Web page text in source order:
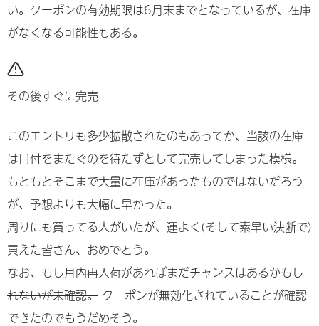
い。クーポンの有効期限は6月末までとなっているが、在庫
がなくなる可能性もある。
その後すぐに完売
このエントリも多少拡散されたのもあってか、当該の在庫
は日付をまたぐのを待たずとして完売してしまった模様。
もともとそこまで大量に在庫があったものではないだろう
が、予想よりも大幅に早かった。
周りにも買ってる人がいたが、運よく(そして素早い決断で)
買えた皆さん、おめでとう。
なお、もし月内再入荷があればまだチャンスはあるかもし
れないが未確認。 クーポンが無効化されていることが確認
できたのでもうだめそう。